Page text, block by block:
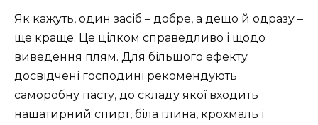
Як кажуть, один засіб – добре, а дещо й одразу –
ще краще. Це цілком справедливо і щодо
виведення плям. Для більшого ефекту
досвідчені господині рекомендують
саморобну пасту, до складу якої входить
нашатирний спирт, біла глина, крохмаль і